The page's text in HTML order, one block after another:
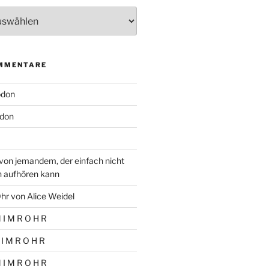
jemandem, der einfach nicht
aufhören kann
von Alice Weidel
I M R O H R
M R O H R
I M R O H R